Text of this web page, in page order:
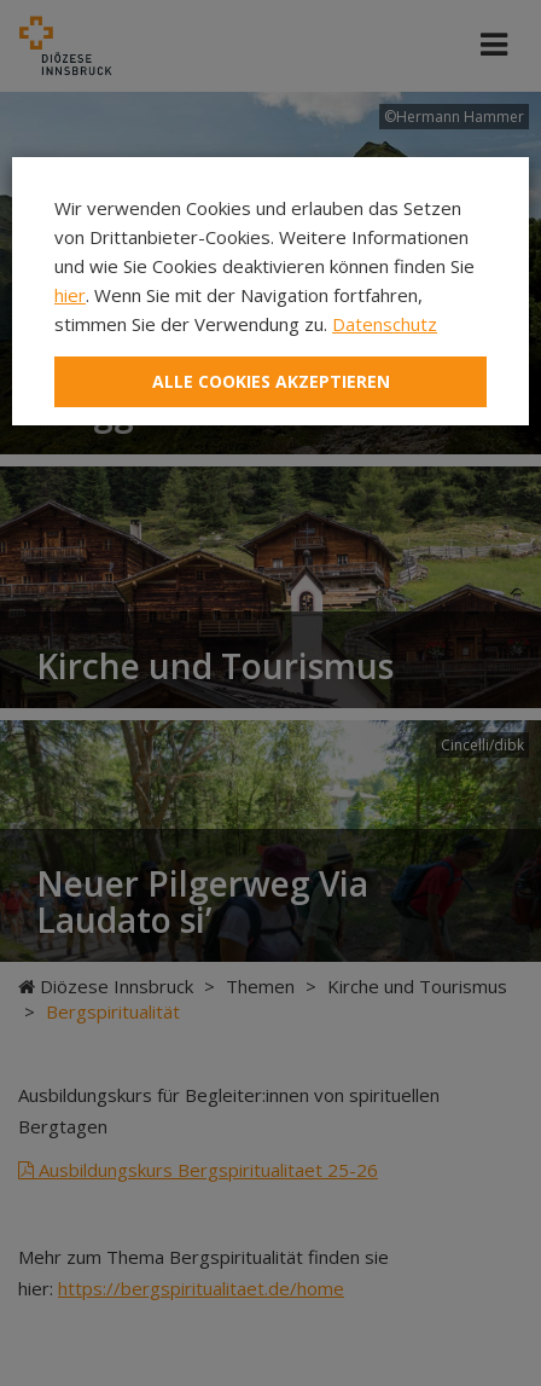
©Hermann Hammer
Berggottesdienste
Kirche und Tourismus
Cincelli/dibk
Neuer Pilgerweg Via
Laudato si’
Diözese Innsbruck > Themen > Kirche und Tourismus
> Bergspiritualität
Ausbildungskurs für Begleiter:innen von spirituellen
Bergtagen
Ausbildungskurs Bergspiritualitaet 25-26
Mehr zum Thema Bergspiritualität finden sie
hier: https://bergspiritualitaet.de/home
Wir verwenden Cookies und erlauben das Setzen
von Drittanbieter-Cookies. Weitere Informationen
und wie Sie Cookies deaktivieren können finden Sie
hier. Wenn Sie mit der Navigation fortfahren,
stimmen Sie der Verwendung zu. Datenschutz
ALLE COOKIES AKZEPTIEREN